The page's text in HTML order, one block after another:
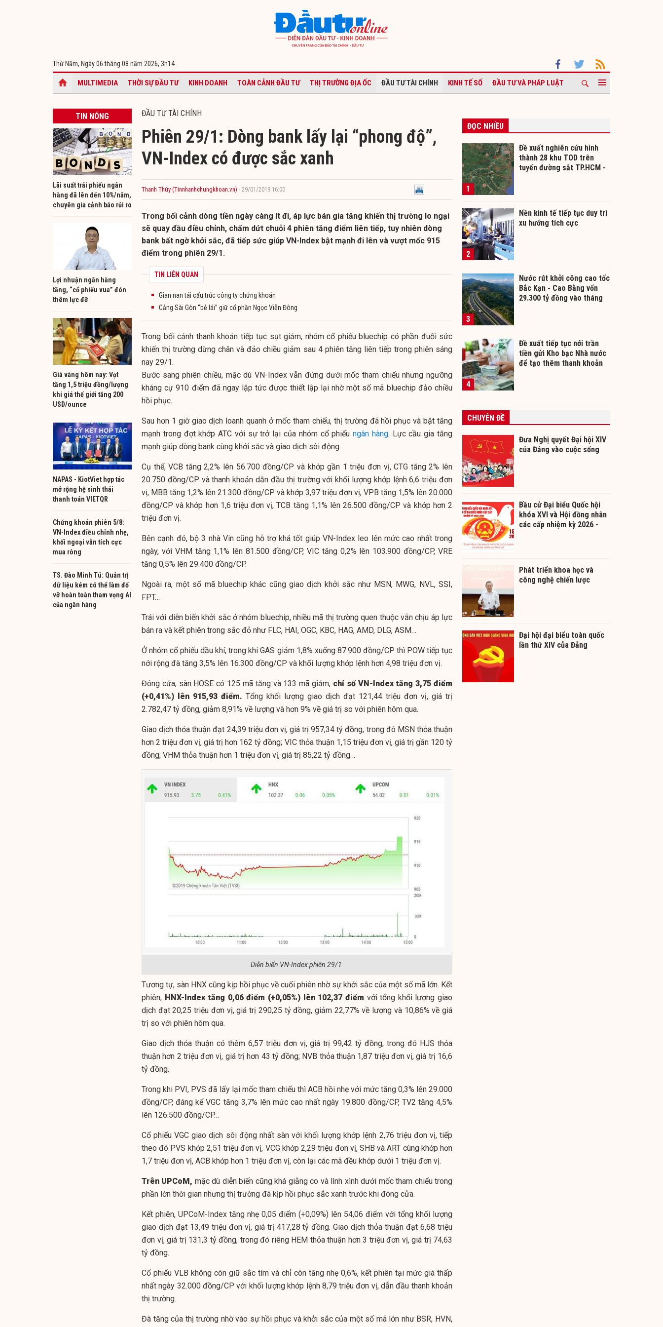
Thứ Năm, Ngày 06 tháng 08 năm 2026, 3h14
MULTIMEDIA THỜI SỰ ĐẦU TƯ KINH DOANH TOÀN CẢNH ĐẦU TƯ THỊ TRƯỜNG ĐỊA ỐC ĐẦU TƯ TÀI CHÍNH KINH TẾ SỐ ĐẦU TƯ VÀ PHÁP LUẬT
TIN NÓNG
Lãi suất trái phiếu ngân
hàng đã lên đến 10%/năm,
chuyên gia cảnh báo rủi ro
Lợi nhuận ngân hàng
tăng, “cổ phiếu vua” đón
thêm lực đỡ
Giá vàng hôm nay: Vọt
tăng 1,5 triệu đồng/lượng
khi giá thế giới tăng 200
USD/ounce
NAPAS - KiotViet hợp tác
mở rộng hệ sinh thái
thanh toán VIETQR
Chứng khoán phiên 5/8:
VN-Index điều chỉnh nhẹ,
khối ngoại vẫn tích cực
mua ròng
TS. Đào Minh Tú: Quản trị
dữ liệu kém có thể làm đổ
vỡ hoàn toàn tham vọng AI
của ngân hàng
ĐẦU TƯ TÀI CHÍNH
Phiên 29/1: Dòng bank lấy lại “phong độ”,
VN-Index có được sắc xanh
Thanh Thúy (Tinnhanhchungkhoan.vn) - 29/01/2019 16:00
Trong bối cảnh dòng tiền ngày càng ít đi, áp lực bán gia tăng khiến thị trường lo ngại
sẽ quay đầu điều chỉnh, chấm dứt chuỗi 4 phiên tăng điểm liên tiếp, tuy nhiên dòng
bank bất ngờ khởi sắc, đã tiếp sức giúp VN-Index bật mạnh đi lên và vượt mốc 915
điểm trong phiên 29/1.
TIN LIÊN QUAN
Gian nan tái cấu trúc công ty chứng khoán
Cảng Sài Gòn “bẻ lái” giữ cổ phần Ngọc Viễn Đông
Trong bối cảnh thanh khoản tiếp tục sụt giảm, nhóm cổ phiếu bluechip có phần đuối sức
khiến thị trường dừng chân và đảo chiều giảm sau 4 phiên tăng liên tiếp trong phiên sáng
nay 29/1.
Bước sang phiên chiều, mặc dù VN-Index vẫn đứng dưới mốc tham chiếu nhưng ngưỡng
kháng cự 910 điểm đã ngay lập tức được thiết lập lại nhờ một số mã bluechip đảo chiều
hồi phục.
Sau hơn 1 giờ giao dịch loanh quanh ở mốc tham chiếu, thị trường đã hồi phục và bật tăng
mạnh trong đợt khớp ATC với sự trở lại của nhóm cổ phiếungân hàng. Lực cầu gia tăng
mạnh giúp dòng bank cùng khởi sắc và giao dịch sôi động.
Cụ thể, VCB tăng 2,2% lên 56.700 đồng/CP và khớp gần 1 triệu đơn vị, CTG tăng 2% lên
20.750 đồng/CP và thanh khoản dẫn đầu thị trường với khối lượng khớp lệnh 6,6 triệu đơn
vị, MBB tăng 1,2% lên 21.300 đồng/CP và khớp 3,97 triệu đơn vị, VPB tăng 1,5% lên 20.000
đồng/CP và khớp hơn 1,6 triệu đơn vị, TCB tăng 1,1% lên 26.500 đồng/CP và khớp hơn 2
triệu đơn vị.
Bên cạnh đó, bộ 3 nhà Vin cũng hỗ trợ khá tốt giúp VN-Index leo lên mức cao nhất trong
ngày, với VHM tăng 1,1% lên 81.500 đồng/CP, VIC tăng 0,2% lên 103.900 đồng/CP, VRE
tăng 0,5% lên 29.400 đồng/CP.
Ngoài ra, một số mã bluechip khác cũng giao dịch khởi sắc như MSN, MWG, NVL, SSI,
FPT…
Trái với diễn biến khởi sắc ở nhóm bluechip, nhiều mã thị trường quen thuộc vẫn chịu áp lực
bán ra và kết phiên trong sắc đỏ như FLC, HAI, OGC, KBC, HAG, AMD, DLG, ASM…
Ở nhóm cổ phiếu dầu khí, trong khi GAS giảm 1,8% xuống 87.900 đồng/CP thì POW tiếp tục
nới rộng đà tăng 3,5% lên 16.300 đồng/CP và khối lượng khớp lệnh hơn 4,98 triệu đơn vị.
Đóng cửa, sàn HOSE có 125 mã tăng và 133 mã giảm, chỉ số VN-Index tăng 3,75 điểm
(+0,41%) lên 915,93 điểm. Tổng khối lượng giao dịch đạt 121,44 triệu đơn vị, giá trị
2.782,47 tỷ đồng, giảm 8,91% về lượng và hơn 9% về giá trị so với phiên hôm qua.
Giao dịch thỏa thuận đạt 24,39 triệu đơn vị, giá trị 957,34 tỷ đồng, trong đó MSN thỏa thuận
hơn 2 triệu đơn vị, giá trị hơn 162 tỷ đồng; VIC thỏa thuận 1,15 triệu đơn vị, giá trị gần 120 tỷ
đồng; VHM thỏa thuận hơn 1 triệu đơn vị, giá trị 85,22 tỷ đồng…
Diễn biến VN-Index phiên 29/1
Tương tự, sàn HNX cũng kịp hồi phục về cuối phiên nhờ sự khởi sắc của một số mã lớn. Kết
phiên, HNX-Index tăng 0,06 điểm (+0,05%) lên 102,37 điểm với tổng khối lượng giao
dịch đạt 20,25 triệu đơn vị, giá trị 290,25 tỷ đồng, giảm 22,77% về lượng và 10,86% về giá
trị so với phiên hôm qua.
Giao dịch thỏa thuận có thêm 6,57 triệu đơn vị, giá trị 99,42 tỷ đồng, trong đó HJS thỏa
thuận hơn 2 triệu đơn vị, giá trị hơn 43 tỷ đồng; NVB thỏa thuận 1,87 triệu đơn vị, giá trị 16,6
tỷ đồng.
Trong khi PVI, PVS đã lấy lại mốc tham chiếu thì ACB hồi nhẹ với mức tăng 0,3% lên 29.000
đồng/CP, đáng kể VGC tăng 3,7% lên mức cao nhất ngày 19.800 đồng/CP, TV2 tăng 4,5%
lên 126.500 đồng/CP…
Cổ phiếu VGC giao dịch sôi động nhất sàn với khối lượng khớp lệnh 2,76 triệu đơn vị, tiếp
theo đó PVS khớp 2,51 triệu đơn vị, VCG khớp 2,29 triệu đơn vị, SHB và ART cùng khớp hơn
1,7 triệu đơn vị, ACB khớp hơn 1 triệu đơn vị, còn lại các mã đều khớp dưới 1 triệu đơn vị.
Trên UPCoM, mặc dù diễn biến cũng khá giằng co và lình xình dưới mốc tham chiếu trong
phần lớn thời gian nhưng thị trường đã kịp hồi phục sắc xanh trước khi đóng cửa.
Kết phiên, UPCoM-Index tăng nhẹ 0,05 điểm (+0,09%) lên 54,06 điểm với tổng khối lượng
giao dịch đạt 13,49 triệu đơn vị, giá trị 417,28 tỷ đồng. Giao dịch thỏa thuận đạt 6,68 triệu
đơn vị, giá trị 131,3 tỷ đồng, trong đó riêng HEM thỏa thuận hơn 3 triệu đơn vị, giá trị 74,63
tỷ đồng.
Cổ phiếu VLB không còn giữ sắc tím và chỉ còn tăng nhẹ 0,6%, kết phiên tại mức giá thấp
nhất ngày 32.000 đồng/CP với khối lượng khớp lệnh 8,79 triệu đơn vị, dẫn đầu thanh khoản
thị trường.
Đà tăng của thị trường nhờ vào sự hồi phục và khởi sắc của một số mã lớn như BSR, HVN,
ĐỌC NHIỀU
1
Đề xuất nghiên cứu hình
thành 28 khu TOD trên
tuyến đường sắt TP.HCM -
2
Nền kinh tế tiếp tục duy trì
xu hướng tích cực
3
Nước rút khởi công cao tốc
Bắc Kạn - Cao Bằng vốn
29.300 tỷ đồng vào tháng
4
Đề xuất tiếp tục nới trần
tiền gửi Kho bạc Nhà nước
để tạo thêm thanh khoản
CHUYÊN ĐỀ
Đưa Nghị quyết Đại hội XIV
của Đảng vào cuộc sống
Bầu cử Đại biểu Quốc hội
khóa XVI và Hội đồng nhân
các cấp nhiệm kỳ 2026 -
Phát triển khoa học và
công nghệ chiến lược
Đại hội đại biểu toàn quốc
lần thứ XIV của Đảng